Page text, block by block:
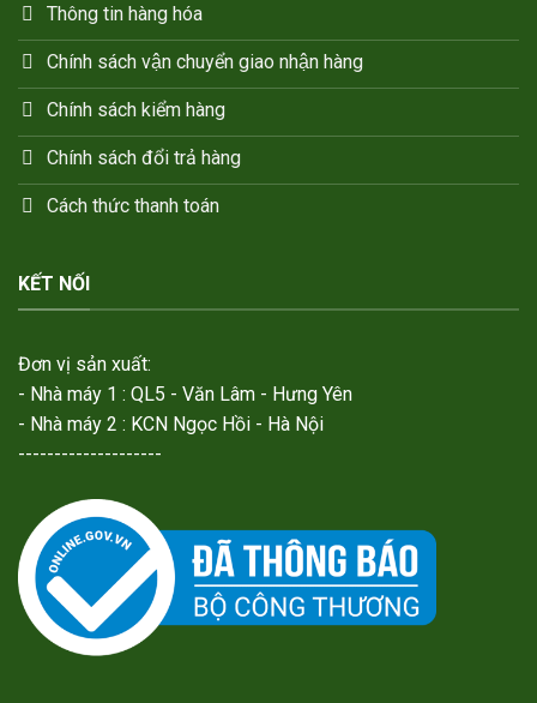
Thông tin hàng hóa
Chính sách vận chuyển giao nhận hàng
Chính sách kiểm hàng
Chính sách đổi trả hàng
Cách thức thanh toán
KẾT NỐI
Đơn vị sản xuất:
- Nhà máy 1 : QL5 - Văn Lâm - Hưng Yên
- Nhà máy 2 : KCN Ngọc Hồi - Hà Nội
--------------------